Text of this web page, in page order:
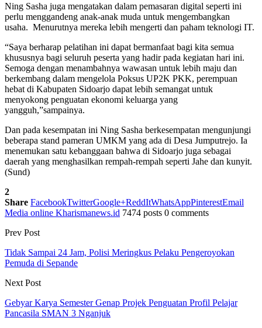
Ning Sasha juga mengatakan dalam pemasaran digital seperti ini
perlu menggandeng anak-anak muda untuk mengembangkan
usaha. Menurutnya mereka lebih mengerti dan paham teknologi IT.
“Saya berharap pelatihan ini dapat bermanfaat bagi kita semua
khususnya bagi seluruh peserta yang hadir pada kegiatan hari ini.
Semoga dengan menambahnya wawasan untuk lebih maju dan
berkembang dalam mengelola Poksus UP2K PKK, perempuan
hebat di Kabupaten Sidoarjo dapat lebih semangat untuk
menyokong penguatan ekonomi keluarga yang
yangguh,”sampainya.
Dan pada kesempatan ini Ning Sasha berkesempatan mengunjungi
beberapa stand pameran UMKM yang ada di Desa Jumputrejo. Ia
menemukan satu kebanggaan bahwa di Sidoarjo juga sebagai
daerah yang menghasilkan rempah-rempah seperti Jahe dan kunyit.
(Sund)
2
Share FacebookTwitterGoogle+ReddItWhatsAppPinterestEmail
Media online Kharismanews.id 7474 posts 0 comments
Prev Post
Tidak Sampai 24 Jam, Polisi Meringkus Pelaku Pengeroyokan
Pemuda di Sepande
Next Post
Gebyar Karya Semester Genap Projek Penguatan Profil Pelajar
Pancasila SMAN 3 Nganjuk